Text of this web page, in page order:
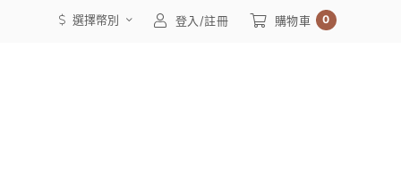
選擇幣別 登入/註冊 購物車 0